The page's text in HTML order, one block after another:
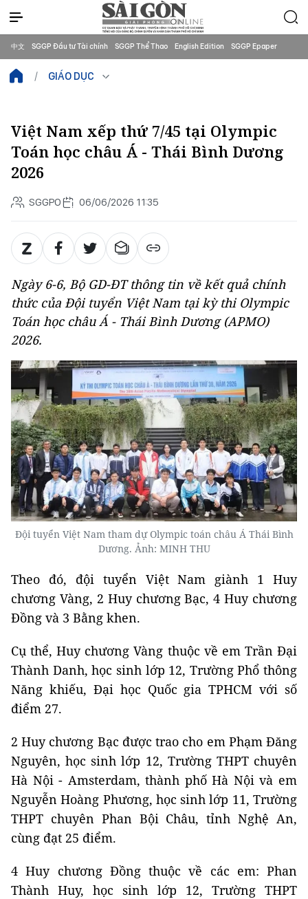
中文 SGGP Đầu tư Tài chính SGGP Thể Thao English Edition SGGP Epaper
GIÁO DỤC
Việt Nam xếp thứ 7/45 tại Olympic
Toán học châu Á - Thái Bình Dương
2026
SGGPO 06/06/2026 11:35
Ngày 6-6, Bộ GD-ĐT thông tin về kết quả chính
thức của Đội tuyển Việt Nam tại kỳ thi Olympic
Toán học châu Á - Thái Bình Dương (APMO)
2026.
Đội tuyển Việt Nam tham dự Olympic toán châu Á Thái Bình
Dương. Ảnh: MINH THU
Theo đó, đội tuyển Việt Nam giành 1 Huy
chương Vàng, 2 Huy chương Bạc, 4 Huy chương
Đồng và 3 Bằng khen.
Cụ thể, Huy chương Vàng thuộc về em Trần Đại
Thành Danh, học sinh lớp 12, Trường Phổ thông
Năng khiếu, Đại học Quốc gia TPHCM với số
điểm 27.
2 Huy chương Bạc được trao cho em Phạm Đăng
Nguyên, học sinh lớp 12, Trường THPT chuyên
Hà Nội - Amsterdam, thành phố Hà Nội và em
Nguyễn Hoàng Phương, học sinh lớp 11, Trường
THPT chuyên Phan Bội Châu, tỉnh Nghệ An,
cùng đạt 25 điểm.
4 Huy chương Đồng thuộc về các em: Phan
Thành Huy, học sinh lớp 12, Trường THPT